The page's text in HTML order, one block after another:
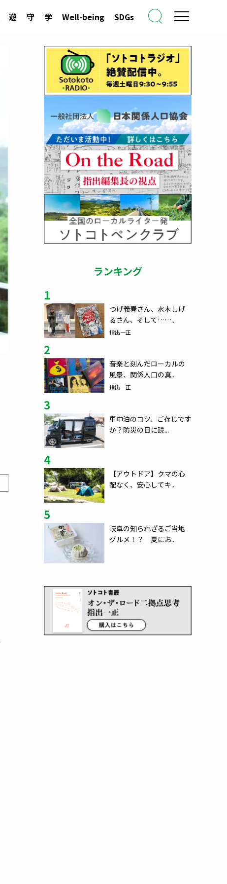
遊 守 学 Well-being SDGs
ランキング
1
つげ義春さん、水木しげ
るさん、そして……...
指出一正
2
音楽と刻んだローカルの
風景、関係人口の真...
指出一正
3
車中泊のコツ、ご存じです
か？防災の日に読...
4
【アウトドア】クマの心
配なく、安心してキ...
5
岐阜の知られざるご当地
グルメ！？ 夏にお...